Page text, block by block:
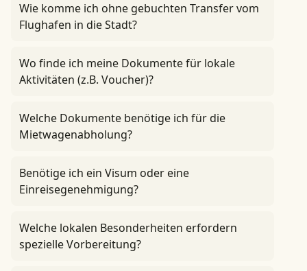
Wie komme ich ohne gebuchten Transfer vom
Flughafen in die Stadt?
Wo finde ich meine Dokumente für lokale
Aktivitäten (z.B. Voucher)?
Welche Dokumente benötige ich für die
Mietwagenabholung?
Benötige ich ein Visum oder eine
Einreisegenehmigung?
Welche lokalen Besonderheiten erfordern
spezielle Vorbereitung?